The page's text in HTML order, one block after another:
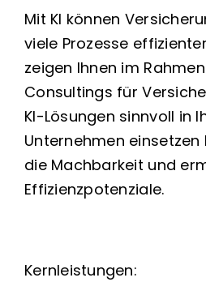
Mit KI können
viele Prozesse
zeigen Ihnen im
Consultings für
KI-Lösungen sinnvoll in
Unternehmen einsetzen
die Machbarkeit und
Effizienzpotenziale.
Kernleistungen: